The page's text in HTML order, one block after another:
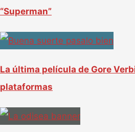
r
“Superman”
La última película de Gore
plataformas